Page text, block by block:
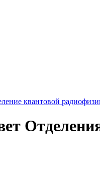
квантовой